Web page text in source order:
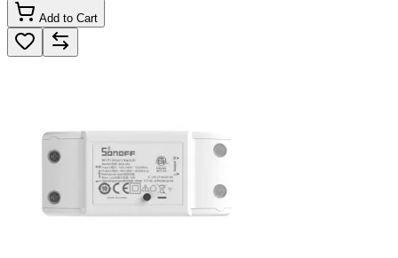
Add to Cart